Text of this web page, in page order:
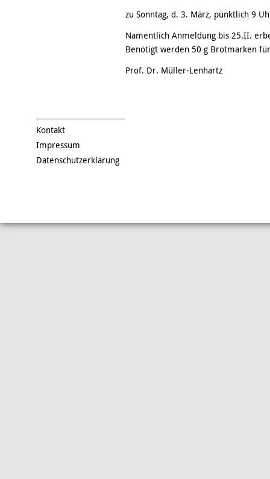
zu Sonntag, d. 3. März, pünktlich 9
Namentlich Anmeldung bis 25.II.
Benötigt werden 50 g Brotmarken
Prof. Dr. Müller-Lenhartz
Kontakt
Impressum
Datenschutzerklärung